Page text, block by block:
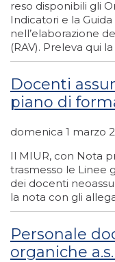
reso disponibili gli
Indicatori e la
nell’elaborazione
(RAV). Preleva qui
Docenti
piano di
domenica 1 marzo
Il MIUR, con Nota
trasmesso le Linee
dei docenti
la nota con gli
Personale
organiche a.s.